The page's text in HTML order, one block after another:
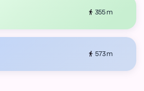
355 m
573 m